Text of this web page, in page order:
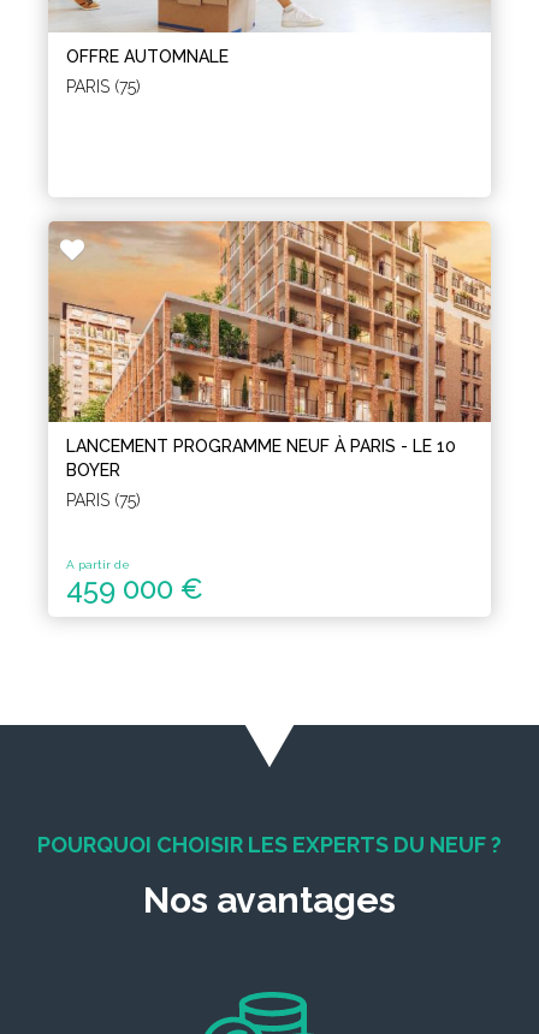
OFFRE AUTOMNALE
PARIS (75)
LANCEMENT PROGRAMME NEUF À PARIS - LE 10
BOYER
PARIS (75)
A partir de
459 000 €
POURQUOI CHOISIR LES EXPERTS DU NEUF ?
Nos avantages